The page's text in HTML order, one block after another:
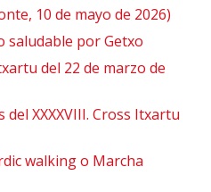
10 de mayo de 2026)
saludable por Getxo
del 22 de marzo de
del XXXXVIII. Cross Itxartu
walking o Marcha